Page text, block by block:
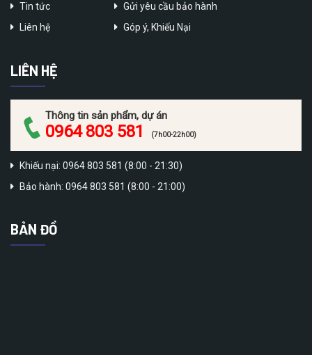
Tin tức
Liên hệ
Gửi yêu cầu bảo hành
Góp ý, Khiếu Nại
LIÊN HỆ
Thông tin sản phẩm, dự án
0964 803 581 (7h00-22h00)
Khiếu nại: 0964 803 581 (8:00 - 21:30)
Bảo hành: 0964 803 581 (8:00 - 21:00)
BẢN ĐỒ